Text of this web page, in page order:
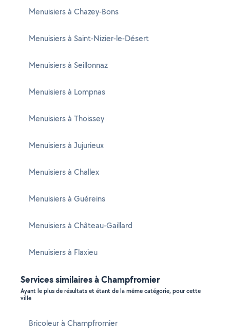
Menuisiers à Chazey-Bons
Menuisiers à Saint-Nizier-le-Désert
Menuisiers à Seillonnaz
Menuisiers à Lompnas
Menuisiers à Thoissey
Menuisiers à Jujurieux
Menuisiers à Challex
Menuisiers à Guéreins
Menuisiers à Château-Gaillard
Menuisiers à Flaxieu
Services similaires à Champfromier
Ayant le plus de résultats et étant de la même catégorie, pour cette
ville
Bricoleur à Champfromier